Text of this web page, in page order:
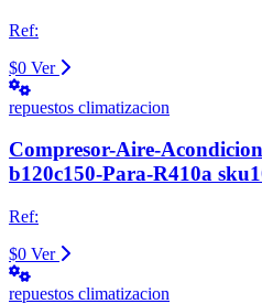
Ref:
$0 Ver
repuestos climatizacion
Compresor-Aire-
b120c150-Para-R410a
Ref:
$0 Ver
repuestos climatizacion